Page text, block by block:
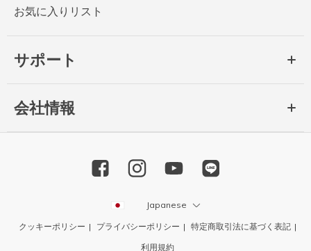
お気に入りリスト
サポート
会社情報
Japanese
クッキーポリシー プライバシーポリシー
特定商取引法に基づく表記
利用規約